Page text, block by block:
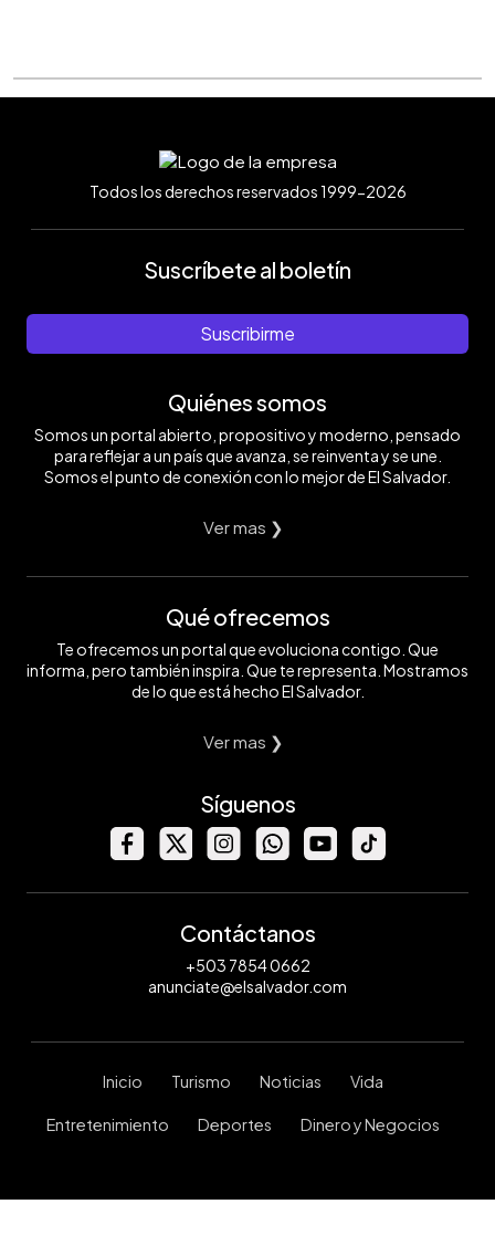
Todos los derechos reservados 1999-2026
Suscríbete al boletín
Suscribirme
Quiénes somos
Somos un portal abierto, propositivo y moderno, pensado
para reflejar a un país que avanza, se reinventa y se une.
Somos el punto de conexión con lo mejor de El Salvador.
Ver mas ❯
Qué ofrecemos
Te ofrecemos un portal que evoluciona contigo. Que
informa, pero también inspira. Que te representa. Mostramos
de lo que está hecho El Salvador.
Ver mas ❯
Síguenos
Contáctanos
+503 7854 0662
anunciate@elsalvador.com
Inicio Turismo Noticias Vida
Entretenimiento Deportes Dinero y Negocios